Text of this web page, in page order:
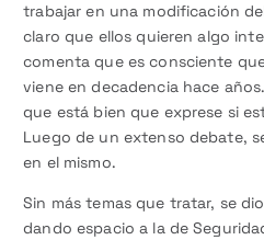
trabajar en una modificación
claro que ellos quieren algo
comenta que es consciente
viene en decadencia hace
que está bien que exprese si
Luego de un extenso debate,
en el mismo.
Sin más temas que tratar, se
dando espacio a la de